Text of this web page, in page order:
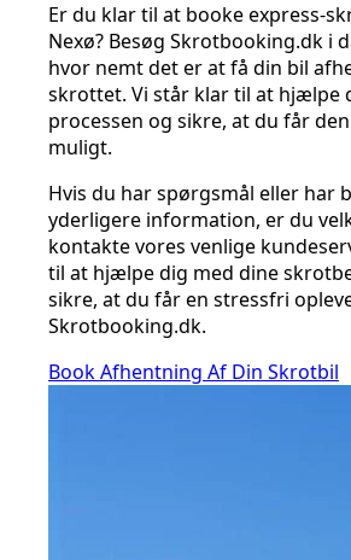
Er du klar til at booke express-
Nexø? Besøg Skrotbooking.dk i
hvor nemt det er at få din bil
skrottet. Vi står klar til at hjælpe
processen og sikre, at du får
muligt.
Hvis du har spørgsmål eller har
yderligere information, er du
kontakte vores venlige
til at hjælpe dig med dine
sikre, at du får en stressfri
Skrotbooking.dk.
Book Afhentning Af Din Skrotbil